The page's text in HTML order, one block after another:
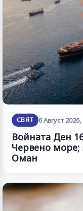
СВЯТ 6 Август
Войната Ден
Червено море;
Оман